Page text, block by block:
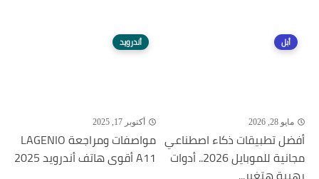
أبل
مايو 28, 2026
أفضل تطبيقات ذكاء اصطناعي
مجانية للموبايل 2026.. أدوات
أندرويد
أكتوبر 17, 2025
مواصفات ومراجعة LAGENIO
A11 أقوى هاتف أندرويد 2025